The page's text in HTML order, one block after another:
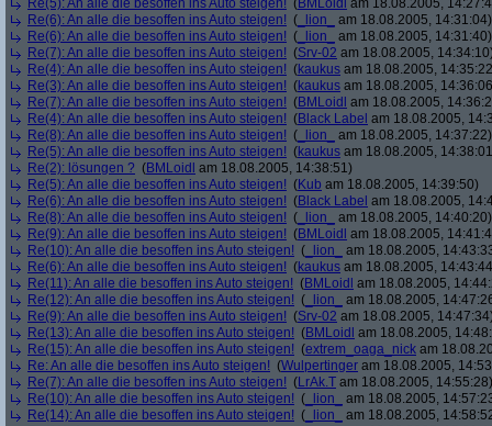
Re(5): An alle die besoffen ins Auto steigen! (BMLoidl am 18.08.2005,
Re(6): An alle die besoffen ins Auto steigen! ( _lion_
am 18.08.2005, 14:31:04)
Re(6): An alle die besoffen ins Auto steigen! ( _lion_
am 18.08.2005, 14:31:40)
Re(7): An alle die besoffen ins Auto steigen! (Srv-02 am 18.08.2005,
Re(4): An alle die besoffen ins Auto steigen! (kaukus am 18.08.2005,
Re(3): An alle die besoffen ins Auto steigen! (kaukus am 18.08.2005,
Re(7): An alle die besoffen ins Auto steigen! (BMLoidl am 18.08.2005,
Re(4): An alle die besoffen ins Auto steigen! (Black Label am 18.08.2005,
Re(8): An alle die besoffen ins Auto steigen! ( _lion_
am 18.08.2005, 14:37:22)
Re(5): An alle die besoffen ins Auto steigen! (kaukus am 18.08.2005,
Re(2): lösungen ? (BMLoidl am 18.08.2005, 14:38:51)
Re(5): An alle die besoffen ins Auto steigen! (Kub am 18.08.2005, 14:39:50)
Re(6): An alle die besoffen ins Auto steigen! (Black Label am 18.08.2005,
Re(8): An alle die besoffen ins Auto steigen! ( _lion_
am 18.08.2005, 14:40:20)
Re(9): An alle die besoffen ins Auto steigen! (BMLoidl am 18.08.2005,
Re(10): An alle die besoffen ins Auto steigen! ( _lion_
am 18.08.2005,
Re(6): An alle die besoffen ins Auto steigen! (kaukus am 18.08.2005,
Re(11): An alle die besoffen ins Auto steigen! (BMLoidl am 18.08.2005,
Re(12): An alle die besoffen ins Auto steigen! ( _lion_
am 18.08.2005,
Re(9): An alle die besoffen ins Auto steigen! (Srv-02 am 18.08.2005,
Re(13): An alle die besoffen ins Auto steigen! (BMLoidl am 18.08.2005,
Re(15): An alle die besoffen ins Auto steigen! (extrem_oaga_nick am
Re: An alle die besoffen ins Auto steigen! (Wulpertinger am 18.08.2005,
Re(7): An alle die besoffen ins Auto steigen! (LrAk.T am 18.08.2005, 14:55:28)
Re(10): An alle die besoffen ins Auto steigen! ( _lion_
am 18.08.2005,
Re(14): An alle die besoffen ins Auto steigen! ( _lion_
am 18.08.2005,